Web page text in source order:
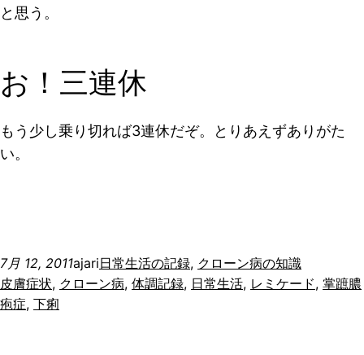
と思う。
お！三連休
もう少し乗り切れば3連休だぞ。とりあえずありがた
い。
7月 12, 2011ajari日常生活の記録, クローン病の知識
皮膚症状, クローン病, 体調記録, 日常生活, レミケード, 掌蹠膿
疱症, 下痢